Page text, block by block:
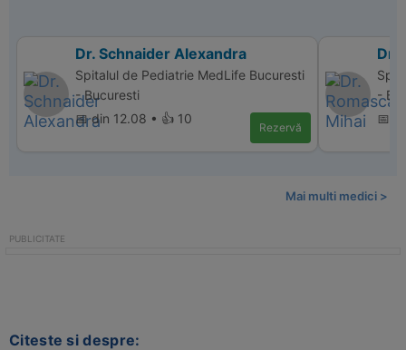
Dr. Schnaider Alexandra
Spitalul de Pediatrie MedLife Bucuresti
- Bucuresti
📅 din 12.08 • 👍 10
Rezervă
Dr.
-
📅
Mai multi medici >
Citeste si despre: